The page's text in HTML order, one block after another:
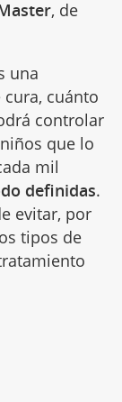
, de
una
cuánto
controlar
que lo
mil
definidas.
evitar, por
tipos de